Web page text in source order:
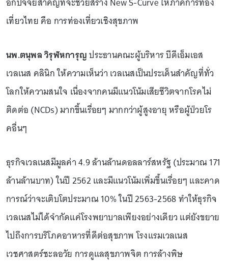
เที่ยวไทย คือ การท่องเที่ยวเชิงสุขภาพ
นพ.ตนุพล วิรุฬหการุญประธานคณะผู้บริหาร บีดีเอ็มเอส
เวลเนส คลินิก ให้ความเห็นว่า เวลเนสเป็นประเด็นสำคัญที่ทั่ว
โลกให้ความสนใจ เนื่องจากคนมีแนวโน้มเสียชีวิตจากโรคไม่
ติดต่อ (NCDs) มากขึ้นเรื่อยๆ มากกว่าผู้สูงอายุ หรือผู้ป่วยโร
คอื่นๆ
ธุรกิจเวลเนสมีมูลค่า 4.9 ล้านล้านดอลลาร์สหรัฐ (ประมาณ 171
ล้านล้านบาท) ในปี 2562 และมีแนวโน้มเพิ่มขึ้นเรื่อยๆ และคาด
การณ์ว่าจะเติบโตประมาณ 10% ในปี 2563-2568 ทำให้ธุรกิจ
เวลเนสไม่ได้จำกัดแค่โรงพยาบาลเพียงอย่างเดียว แต่ยังขยาย
ไปถึงการบริโภคอาหารที่ดีต่อสุขภาพ โรงแรมเวลเนส
เวชศาสตร์ชะลอวัย การดูแลสุขภาพจิต การล้างพิษ